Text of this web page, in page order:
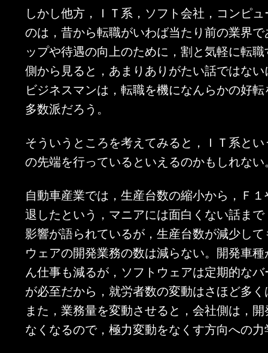
しかし他方，ＩＴ系，ソフト会社，コンピ
のは，昔から転職がいわば当たり前の業界
ップや待遇の向上のために，割と気軽に転
側から見ると，あまりありがたい話ではな
ビジネスマンは，転職を機になんらかの好
多数派だろう。
そういうところを考えてみると，ＩＴ系と
の先端を行っているといえるのかもしれない
自動車産業では，生産台数の縮小から，Ｆ
退したという，マニアには面白くない話ま
影響が語られているが，生産台数が減少し
ウェアの開発業務の数は減らない。開発車
ん仕事も減るが，ソフトウェアは定期的な
が必至だから，就労者数の変動はさほど多
また，業務量を変動させると，会社側は，
なくなるので，極力変動をなくす方向への